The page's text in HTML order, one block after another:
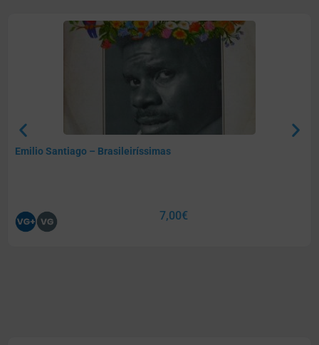
Emilio Santiago – Brasileiríssimas
7,00€